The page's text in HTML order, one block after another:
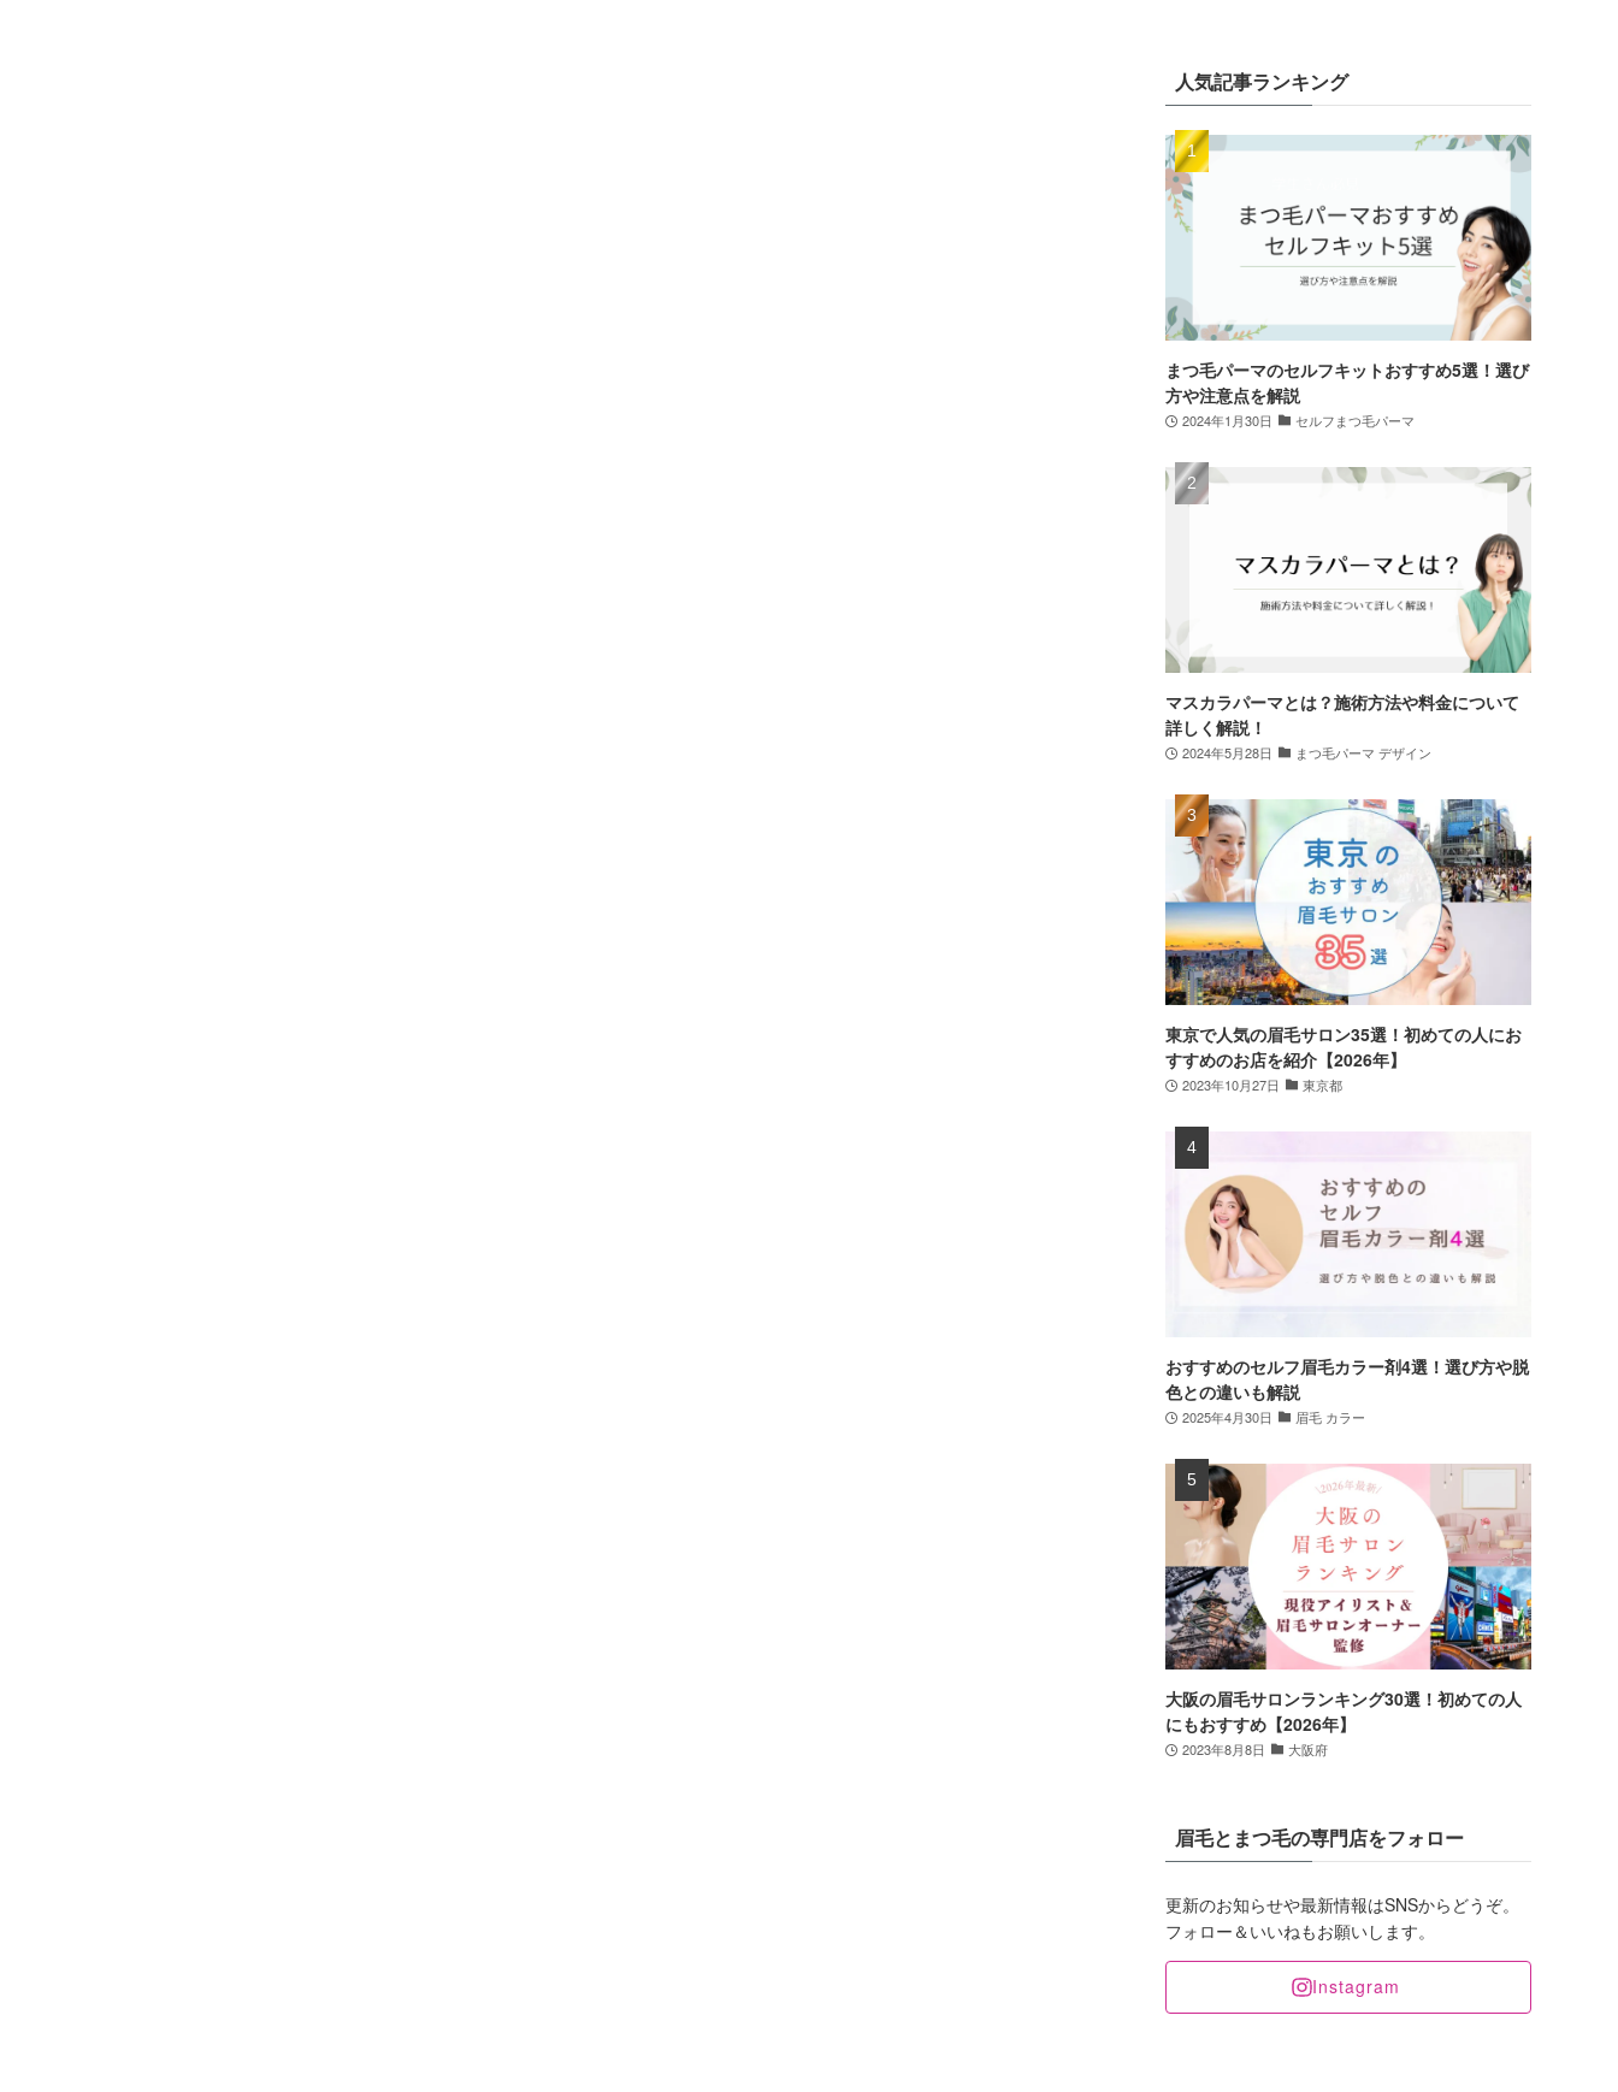
人気記事ランキング
まつ毛パーマのセルフキットおすすめ5選！選び
方や注意点を解説
2024年1月30日 セルフまつ毛パーマ
マスカラパーマとは？施術方法や料金について
詳しく解説！
2024年5月28日 まつ毛パーマ デザイン
東京で人気の眉毛サロン35選！初めての人にお
すすめのお店を紹介【2026年】
2023年10月27日 東京都
おすすめのセルフ眉毛カラー剤4選！選び方や脱
色との違いも解説
2025年4月30日 眉毛 カラー
大阪の眉毛サロンランキング30選！初めての人
にもおすすめ【2026年】
2023年8月8日 大阪府
眉毛とまつ毛の専門店をフォロー
更新のお知らせや最新情報はSNSからどうぞ。
フォロー＆いいねもお願いします。
Instagram